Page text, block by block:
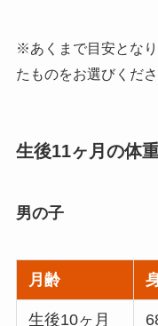
※あくまで目安とな
たものをお選びくだ
生後11ヶ月の体
男の子
月齢
生後10ヶ月